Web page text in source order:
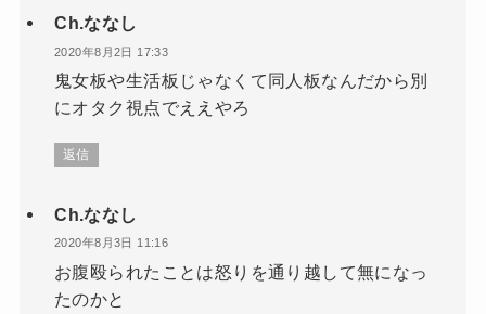
Ch.ななし
2020年8月2日 17:33
鬼女板や生活板じゃなくて同人板なんだから別
にオタク視点でええやろ
返信
Ch.ななし
2020年8月3日 11:16
お腹殴られたことは怒りを通り越して無になっ
たのかと